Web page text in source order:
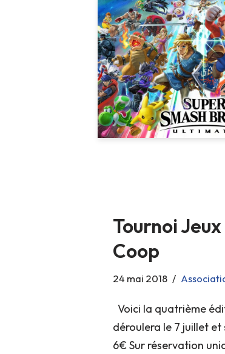
Tournoi
Coop
24 mai 2018
Voici la quatrième
déroulera le 7 juillet et
6€ Sur réservation